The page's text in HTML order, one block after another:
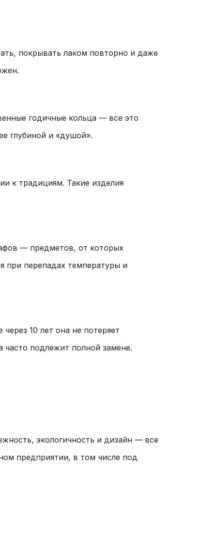
покрывать лаком повторно и даже
годичные кольца — все это
глубиной и «душой».
к традициям. Такие изделия
— предметов, от которых
при перепадах температуры и
10 лет она не потеряет
часто подлежит полной замене.
экологичность и дизайн — все
предприятии, в том числе под